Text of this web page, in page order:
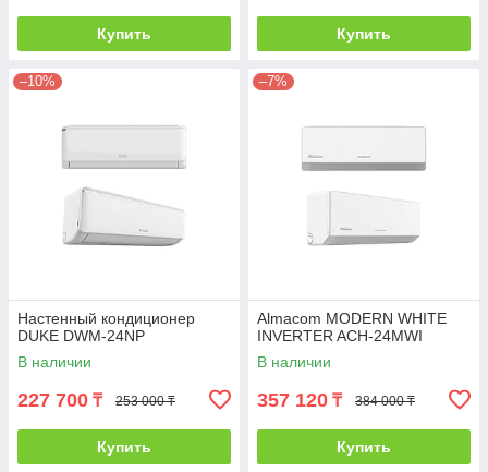
Купить Купить
–10%
Настенный кондиционер
DUKE DWM-24NP
В наличии
227 700 ₸ 253 000 ₸
Купить
–7%
Almacom MODERN WHITE
INVERTER ACH-24MWI
В наличии
357 120 ₸ 384 000 ₸
Купить